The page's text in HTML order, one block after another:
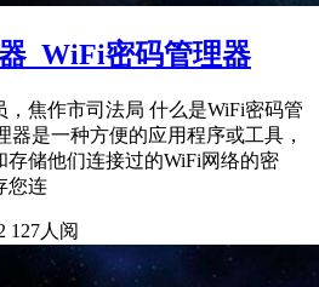
_WiFi密码管理器
，焦作市司法局 什么是WiFi密码管
器是一种方便的应用程序或工具，
存储他们连接过的WiFi网络的密
您连
127人阅